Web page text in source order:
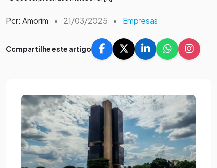
Por: Amorim • 21/03/2025 • Empresas
Compartilhe este artigo